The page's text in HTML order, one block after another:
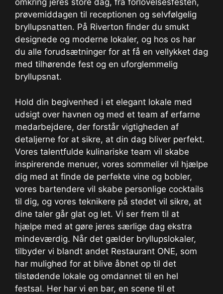
omkring jeres store dag, fra forlovelsesfesten,
prøvemiddagen til receptionen og selvfølgelig
bryllupsnatten. På Riverton finder du smukt
designede og moderne lokaler, og hos os har
du alle forudsætninger for at få en vellykket dag
med tilhørende fest og en uforglemmelig
bryllupsnat.
Hold din begivenhed i et elegant lokale med
udsigt over havnen og med et team af erfarne
medarbejdere, der forstår vigtigheden af
detaljerne for at sikre, at din dag bliver perfekt.
Vores talentfulde kulinariske team vil skabe
inspirerende menuer, vores sommelier vil hjælpe
dig med at finde de perfekte vine og bobler,
vores bartendere vil skabe personlige cocktails
til dig, og vores teknikere på stedet vil sikre, at
dine taler går glat og let. Vi ser frem til at
hjælpe med at gøre jeres særlige dag ekstra
mindeværdig. Når det gælder bryllupslokaler,
tilbyder vi blandt andet Restaurant ONE, som
har mulighed for at blive åbnet op til det
tilstødende lokale og omdannet til en hel
festsal. Her har vi en bar, en scene til et